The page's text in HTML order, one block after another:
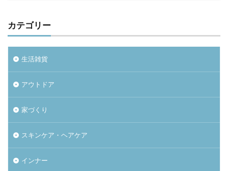
カテゴリー
生活雑貨
アウトドア
家づくり
スキンケア・ヘアケア
インナー